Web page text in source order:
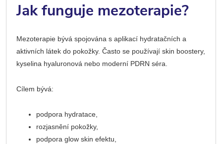
Jak funguje mezoterapie?
Mezoterapie bývá spojována s aplikací hydratačních a
aktivních látek do pokožky. Často se používají skin boostery,
kyselina hyaluronová nebo moderní PDRN séra.
Cílem bývá:
podpora hydratace,
rozjasnění pokožky,
podpora glow skin efektu,